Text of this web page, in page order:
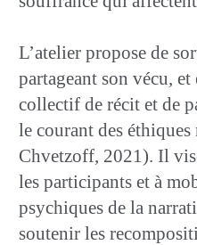
L’atelier propose de
partageant son vécu,
collectif de récit et de
le courant des
Chvetzoff, 2021). Il
les participants et à
psychiques de la
soutenir les